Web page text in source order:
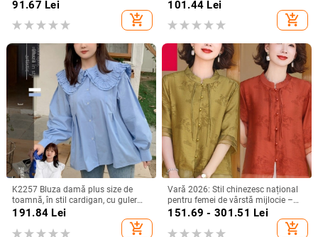
pulover
91.67 Lei
add_shopping_cart
croială scurtă, croială lejeră
101.44 Lei
add_shopping_cart
K2257 Bluza damă plus size de
toamnă, în stil cardigan, cu guler
mare, dublu strat și margine
191.84 Lei
add_shopping_cart
Vară 2026: Stil chinezesc național
pentru femei de vârstă mijlocie –
ansamblu de bluze care subțiază
151.69 - 301.51 Lei
add_shopping_cart